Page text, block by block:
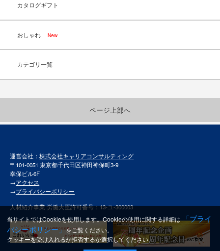
カタログギフト
おしゃれ New
カテゴリ一覧
ページ上部へ
運営会社：株式会社キャリアコンサルティング
〒101-0051 東京都千代田区神田神保町3-9
幸保ビル6F
→アクセス
→プライバシーポリシー
人材紹介事業 労働大臣許可番号：13-ユ-300003
当サイトではCookieを使用します。Cookieの使用に関する詳細は「プライ
バシーポリシー」をご覧ください。
クッキーを受け入れるか拒否するか選択してください。